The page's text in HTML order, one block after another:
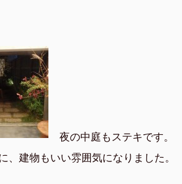
夜の中庭もステキです。
、建物もいい雰囲気になりました。